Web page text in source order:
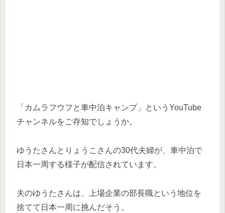
「カムラフウフと車中泊キャンプ」というYouTube
チャンネルをご存知でしょうか。
ゆうたさんとりょうこさんの30代夫婦が、車中泊で
日本一周する様子が配信されています。
夫のゆうたさんは、上場企業の部長職という地位を
捨てて日本一周に挑んだそう。